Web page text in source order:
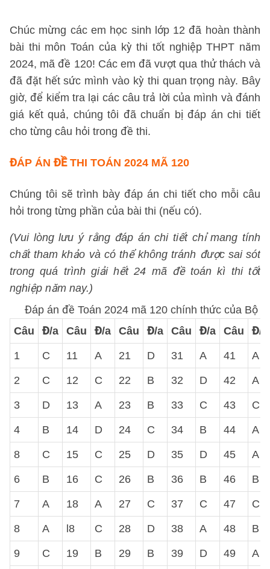
Chúc mừng các em học sinh lớp 12 đã hoàn thành
bài thi môn Toán của kỳ thi tốt nghiệp THPT năm
2024, mã đề 120! Các em đã vượt qua thử thách và
đã đặt hết sức mình vào kỳ thi quan trọng này. Bây
giờ, để kiểm tra lại các câu trả lời của mình và đánh
giá kết quả, chúng tôi đã chuẩn bị đáp án chi tiết
cho từng câu hỏi trong đề thi.
ĐÁP ÁN ĐỀ THI TOÁN 2024 MÃ 120
Chúng tôi sẽ trình bày đáp án chi tiết cho mỗi câu
hỏi trong từng phần của bài thi (nếu có).
(Vui lòng lưu ý rằng đáp án chi tiết chỉ mang tính
chất tham khảo và có thể không tránh được sai sót
trong quá trình giải hết 24 mã đề toán kì thi tốt
nghiệp năm nay.)
Đáp án đề Toán 2024 mã 120 chính thức của Bộ
Câu
Đ/a Câu Đ/a Câu Đ/a Câu Đ/a Câu Đ/a
1 C 11 A 21 D 31 A 41 A
2 C 12 C 22 B 32 D 42 A
3 D 13 A 23 B 33 C 43 C
4 B 14 D 24 C 34 B 44 A
8 C 15 C 25 D 35 D 45 A
6 B 16 C 26 B 36 B 46 B
7 A 18 A 27 C 37 C 47 C
8 A l8 C 28 D 38 A 48 B
9 C 19 B 29 B 39 D 49 A